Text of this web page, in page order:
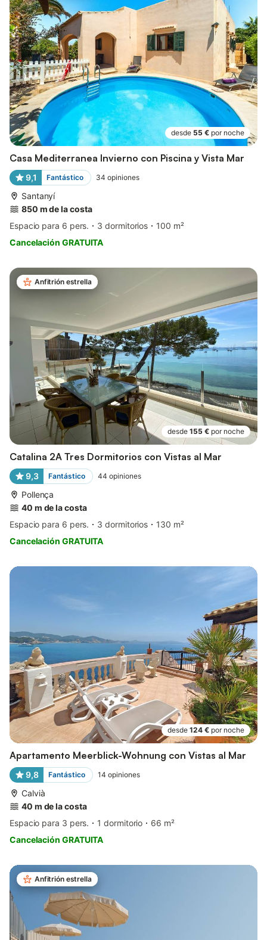
desde 55 € por noche
Casa Mediterranea Invierno con Piscina y Vista Mar
9,1 Fantástico 34 opiniones
Santanyí
850 m de la costa
Espacio para 6 pers.
3 dormitorios
100 m²
Cancelación GRATUITA
Anfitrión estrella
desde 155 € por noche
Catalina 2A Tres Dormitorios con Vistas al Mar
9,3 Fantástico 44 opiniones
Pollença
40 m de la costa
Espacio para 6 pers.
3 dormitorios
130 m²
Cancelación GRATUITA
desde 124 € por noche
Apartamento Meerblick-Wohnung con Vistas al Mar
9,8 Fantástico 14 opiniones
Calvià
40 m de la costa
Espacio para 3 pers.
1 dormitorio
66 m²
Cancelación GRATUITA
Anfitrión estrella